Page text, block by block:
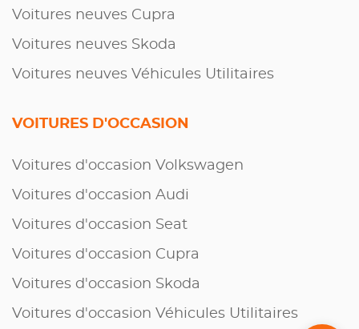
Voitures neuves Cupra
Voitures neuves Skoda
Voitures neuves Véhicules Utilitaires
VOITURES D'OCCASION
Voitures d'occasion Volkswagen
Voitures d'occasion Audi
Voitures d'occasion Seat
Voitures d'occasion Cupra
Voitures d'occasion Skoda
Voitures d'occasion Véhicules Utilitaires